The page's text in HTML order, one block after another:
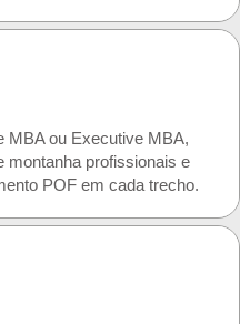
MBA ou Executive MBA,
montanha profissionais e
POF em cada trecho.